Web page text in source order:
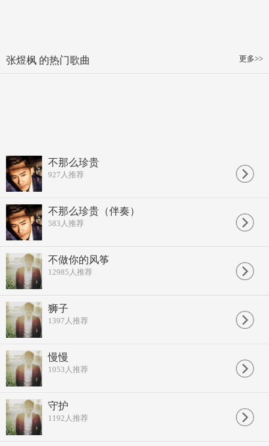
更多>>
张煜枫 的热门歌曲
不那么珍贵
927 人推荐
不那么珍贵（伴奏）
583 人推荐
不做你的风筝
12985 人推荐
狮子
1397 人推荐
慢慢
1053 人推荐
守护
1192 人推荐